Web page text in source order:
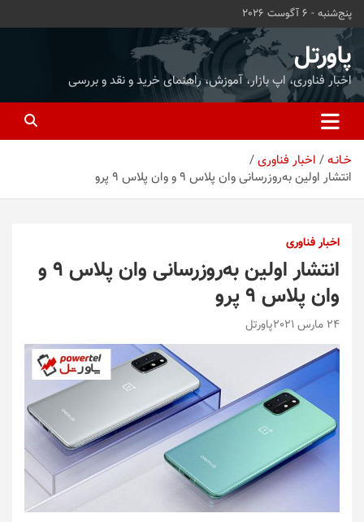
محتوا
بروید
پنج‌شنبه - 6 آگوست 2026
پاورتل
اخبار فناوری، اپ بازار، آموزش، راهنمای خرید و نقد و بررسی
خـانـه
اخبار فناوری
انتشار اولین به‌روزرسانی وان پلاس 9 و وان پلاس 9 پرو
اخبار فناوری
انتشار اولین به‌روزرسانی وان پلاس 9 و
وان پلاس 9 پرو
24 مارس 2021 پاورتل